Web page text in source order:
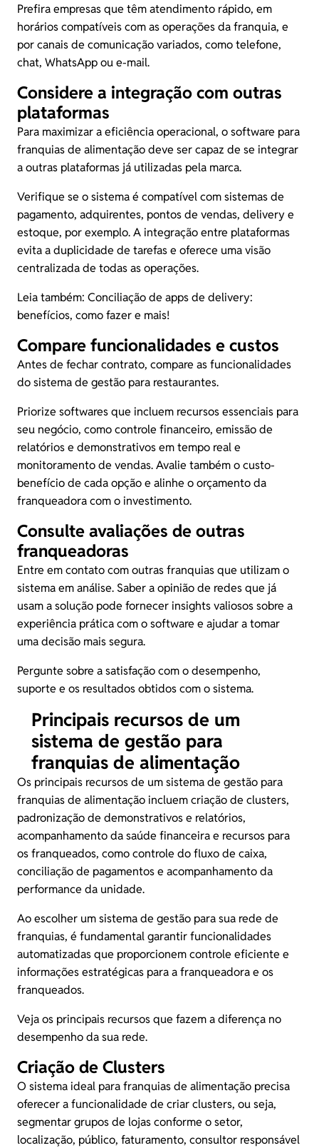
Prefira empresas que têm atendimento rápido, em
horários compatíveis com as operações da franquia, e
por canais de comunicação variados, como telefone,
chat, WhatsApp ou e-mail.
Considere a integração com outras
plataformas
Para maximizar a eficiência operacional, o software para
franquias de alimentação deve ser capaz de se integrar
a outras plataformas já utilizadas pela marca.
Verifique se o sistema é compatível com sistemas de
pagamento, adquirentes, pontos de vendas, delivery e
estoque, por exemplo. A integração entre plataformas
evita a duplicidade de tarefas e oferece uma visão
centralizada de todas as operações.
Leia também: Conciliação de apps de delivery:
benefícios, como fazer e mais!
Compare funcionalidades e custos
Antes de fechar contrato, compare as funcionalidades
do sistema de gestão para restaurantes.
Priorize softwares que incluem recursos essenciais para
seu negócio, como controle financeiro, emissão de
relatórios e demonstrativos em tempo real e
monitoramento de vendas. Avalie também o custo-
benefício de cada opção e alinhe o orçamento da
franqueadora com o investimento.
Consulte avaliações de outras
franqueadoras
Entre em contato com outras franquias que utilizam o
sistema em análise. Saber a opinião de redes que já
usam a solução pode fornecer insights valiosos sobre a
experiência prática com o software e ajudar a tomar
uma decisão mais segura.
Pergunte sobre a satisfação com o desempenho,
suporte e os resultados obtidos com o sistema.
Principais recursos de um
sistema de gestão para
franquias de alimentação
Os principais recursos de um sistema de gestão para
franquias de alimentação incluem criação de clusters,
padronização de demonstrativos e relatórios,
acompanhamento da saúde financeira e recursos para
os franqueados, como controle dofluxo de caixa,
conciliação de pagamentos e acompanhamento da
performance da unidade.
Ao escolher um sistema de gestão para sua rede de
franquias, é fundamental garantir funcionalidades
automatizadas que proporcionem controle eficiente e
informações estratégicas para a franqueadora e os
franqueados.
Veja os principais recursos que fazem a diferença no
desempenho da sua rede.
Criação de Clusters
O sistema ideal para franquias de alimentação precisa
oferecer a funcionalidade de criar clusters, ou seja,
segmentar grupos de lojas conforme o setor,
localização, público, faturamento, consultor responsável